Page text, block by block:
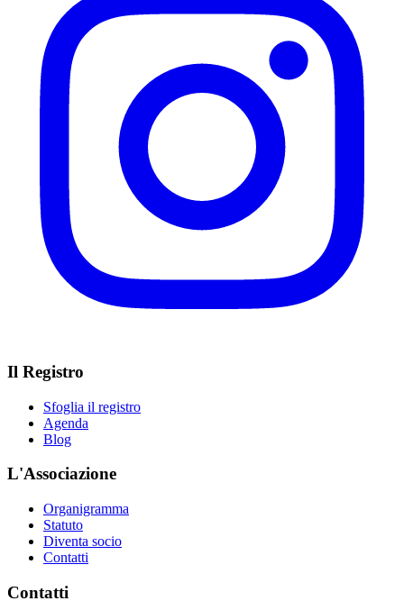
Il Registro
Sfoglia il registro
Agenda
Blog
L'Associazione
Organigramma
Statuto
Diventa socio
Contatti
Contatti